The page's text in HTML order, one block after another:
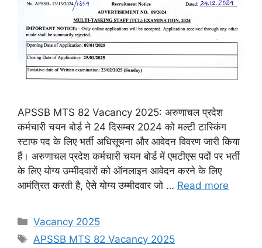
APSSB MTS 82 Vacancy 2025: अरुणाचल प्रदेश
कर्मचारी चयन बोर्ड ने 24 दिसम्बर 2024 को मल्टी टास्किंग
स्टाफ पद के लिए भर्ती अधिसूचना और आवेदन विवरण जारी किया
हैं। अरुणाचल प्रदेश कर्मचारी चयन बोर्ड में एमटीएस पदों पर भर्ती
के लिए योग्य उम्मीदवारों को ऑनलाइन आवेदन करने के लिए
आमंत्रित करती है, ऐसे योग्य उम्मीदवार जो … Read more
Categories
Vacancy 2025
Tags
APSSB MTS 82 Vacancy 2025